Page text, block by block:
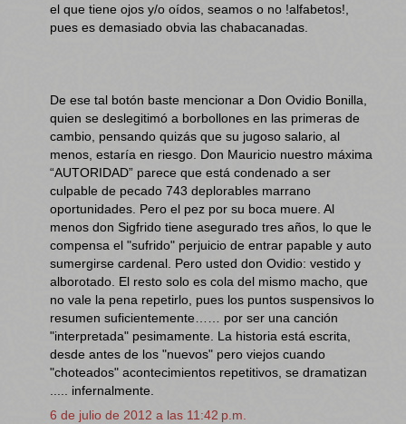
el que tiene ojos y/o oídos, seamos o no !alfabetos!,
pues es demasiado obvia las chabacanadas.
De ese tal botón baste mencionar a Don Ovidio Bonilla,
quien se deslegitimó a borbollones en las primeras de
cambio, pensando quizás que su jugoso salario, al
menos, estaría en riesgo. Don Mauricio nuestro máxima
“AUTORIDAD” parece que está condenado a ser
culpable de pecado 743 deplorables marrano
oportunidades. Pero el pez por su boca muere. Al
menos don Sigfrido tiene asegurado tres años, lo que le
compensa el "sufrido" perjuicio de entrar papable y auto
sumergirse cardenal. Pero usted don Ovidio: vestido y
alborotado. El resto solo es cola del mismo macho, que
no vale la pena repetirlo, pues los puntos suspensivos lo
resumen suficientemente…… por ser una canción
"interpretada" pesimamente. La historia está escrita,
desde antes de los "nuevos" pero viejos cuando
"choteados" acontecimientos repetitivos, se dramatizan
..... infernalmente.
6 de julio de 2012 a las 11:42 p.m.